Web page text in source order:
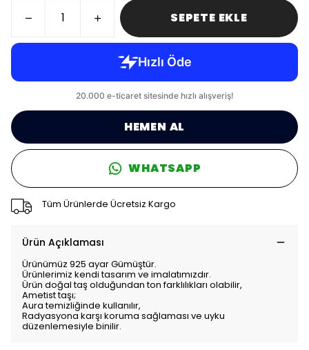
SEPETE EKLE
HEMEN AL
WHATSAPP
Tüm Ürünlerde Ücretsiz Kargo
Ürün Açıklaması
Ürünümüz 925 ayar Gümüştür.
Ürünlerimiz kendi tasarım ve imalatımızdır.
Ürün doğal taş olduğundan ton farklılıkları olabilir,
Ametist taşı;
Aura temizliğinde kullanılır,
Radyasyona karşı koruma sağlaması ve uyku
düzenlemesiyle binilir.